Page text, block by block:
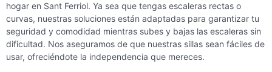
hogar en Sant Ferriol. Ya sea que tengas escaleras rectas o
curvas, nuestras soluciones están adaptadas para garantizar tu
seguridad y comodidad mientras subes y bajas las escaleras sin
dificultad. Nos aseguramos de que nuestras sillas sean fáciles de
usar, ofreciéndote la independencia que mereces.